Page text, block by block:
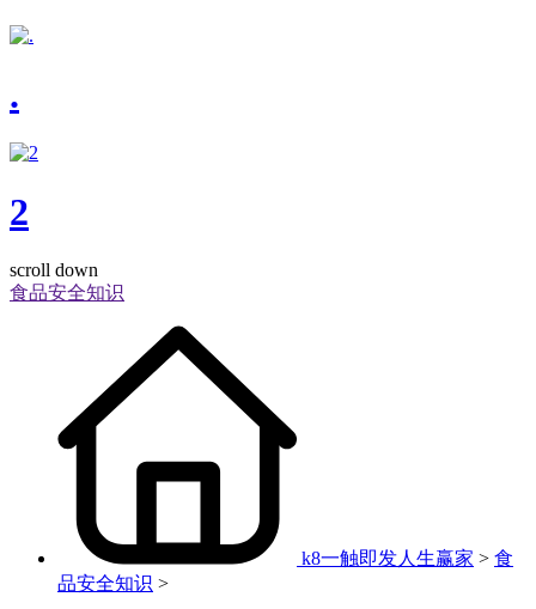
.
2
scroll down
食品安全知识
k8一触即发人生赢家 > 食
品安全知识 >